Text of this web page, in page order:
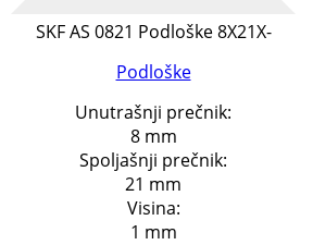
SKF AS 0821 Podloške 8X21X-
Podloške
Unutrašnji prečnik:
8 mm
Spoljašnji prečnik:
21 mm
Visina:
1 mm